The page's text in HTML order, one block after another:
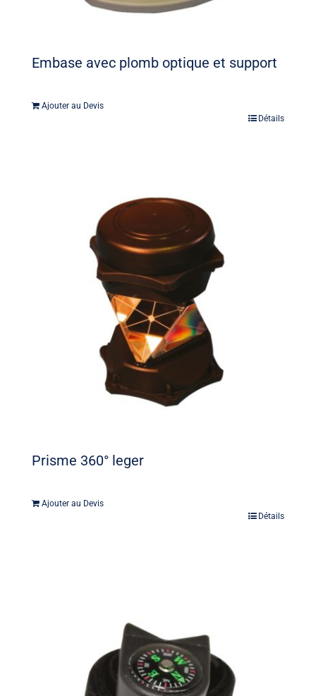
Embase avec plomb optique et support
Ajouter au Devis
Détails
Prisme 360° leger
Ajouter au Devis
Détails